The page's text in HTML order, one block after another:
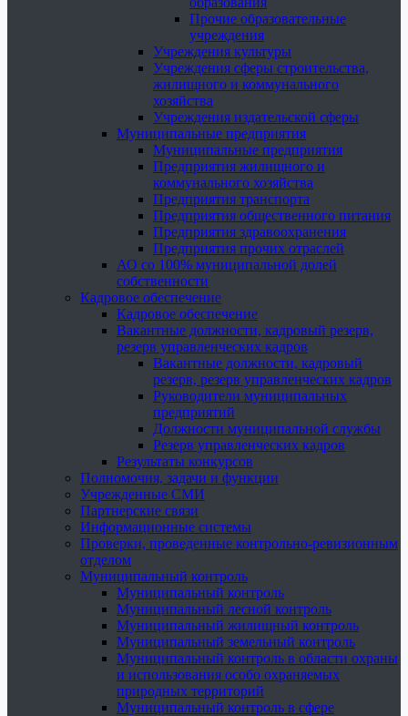
Прочие образовательные
учреждения
Учреждения культуры
Учреждения сферы строительства,
жилищного и коммунального
хозяйства
Учреждения издательской сферы
Муниципальные предприятия
Муниципальные предприятия
Предприятия жилищного и
коммунального хозяйства
Предприятия транспорта
Предприятия общественного питания
Предприятия здравоохранения
Предприятия прочих отраслей
АО со 100% муниципальной долей
собственности
Кадровое обеспечение
Кадровое обеспечение
Вакантные должности, кадровый резерв,
резерв управленческих кадров
Вакантные должности, кадровый
резерв, резерв управленческих кадров
Руководители муниципальных
предприятий
Должности муниципальной службы
Резерв управленческих кадров
Результаты конкурсов
Полномочия, задачи и функции
Учрежденные СМИ
Партнерские связи
Информационные системы
Проверки, проведенные контрольно-ревизионным
отделом
Муниципальный контроль
Муниципальный контроль
Муниципальный лесной контроль
Муниципальный жилищный контроль
Муниципальный земельный контроль
Муниципальный контроль в области охраны
и использования особо охраняемых
природных территорий
Муниципальный контроль в сфере